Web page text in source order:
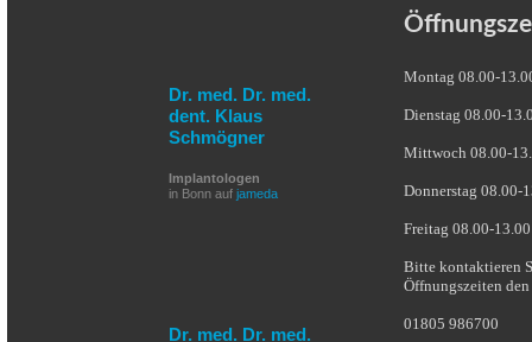
Dr. med. Dr. med.
dent. Klaus
Schmögner
Implantologen
in Bonn auf jameda
Dr. med. Dr. med.
Montag 08.00-
Dienstag 08.00-
Mittwoch 08.00-
Donnerstag 08.00-
Freitag 08.00-
Bitte kontaktieren
Öffnungszeiten
01805 986700